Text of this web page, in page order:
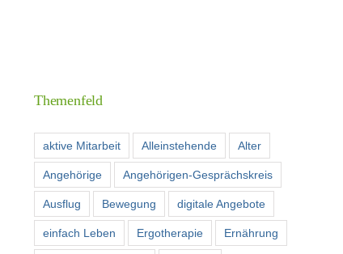
Themenfeld
aktive Mitarbeit Alleinstehende Alter
Angehörige Angehörigen-Gesprächskreis
Ausflug Bewegung digitale Angebote
einfach Leben Ergotherapie Ernährung